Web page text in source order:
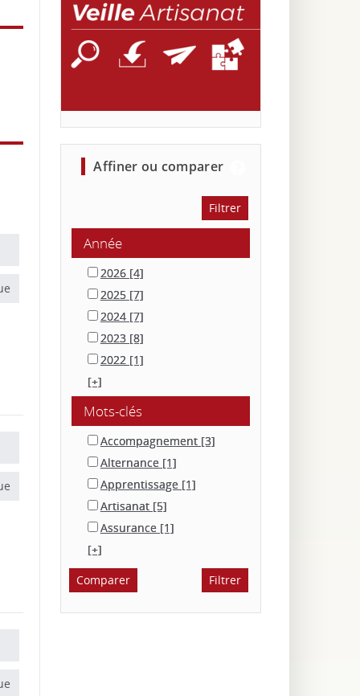
affiner ou comparer
Année
2026 [4]
2025 [7]
2024 [7]
2023 [8]
2022 [1]
[+]
Mots-clés
Accompagnement [3]
Alternance [1]
Apprentissage [1]
Artisanat [5]
Assurance [1]
[+]